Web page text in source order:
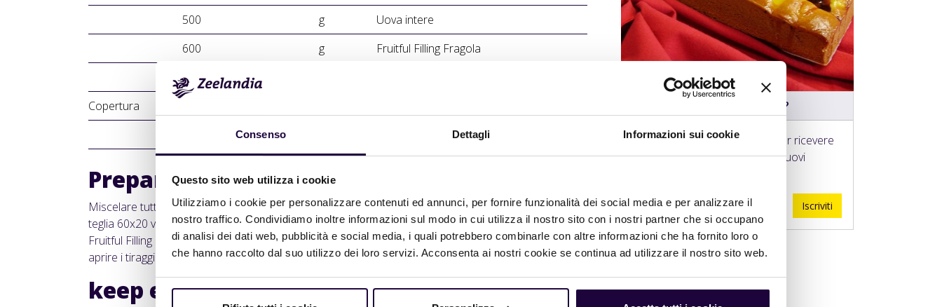
Consenso Dettagli Informazioni sui cookie
Questo sito web utilizza i cookie
Utilizziamo i cookie per personalizzare contenuti ed annunci, per fornire funzionalità dei social media e per analizzare il
nostro traffico. Condividiamo inoltre informazioni sul modo in cui utilizza il nostro sito con i nostri partner che si occupano
di analisi dei dati web, pubblicità e social media, i quali potrebbero combinarle con altre informazioni che ha fornito loro o
che hanno raccolto dal suo utilizzo dei loro servizi. Acconsenta ai nostri cookie se continua ad utilizzare il nostro sito web.
500
g
Uova intere
600
g
Fruitful Filling Fragola
200
Copertura
Fruttagel Spray Neutro
Preparazione
Miscelare tutti gli ingredienti in planetaria con spatola per 5 minuti a bassa velocità. Prendere una
teglia 60x20 versarci 1800 g d’ impasto, variegare con circa 600 g di Fruitful Filling Fragola e 200 g di
Fruitful Filling Limone. Cuocere a 180-190 °C per 40/45 minuti con tiraggi chiusi, gli ultimi 5 minuti
aprire i tiraggi. Una volta raffreddata, lucidare con FruttaGel Spray Neutro.
keep exploring.
Vuoi ricevere nuove ricette?
Iscrivi alla nostra newsletter per ricevere
in anteprima informazioni sui nuovi
Iscriviti